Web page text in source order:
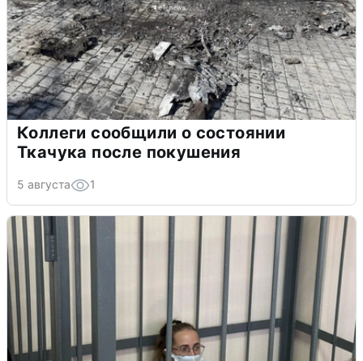
Коллеги сообщили о состоянии
Ткачука после покушения
5 августа 1